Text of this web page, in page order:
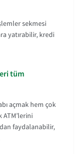
sekmesi
yatırabilir, kredi
tüm
açmak hem çok
faydalanabilir,